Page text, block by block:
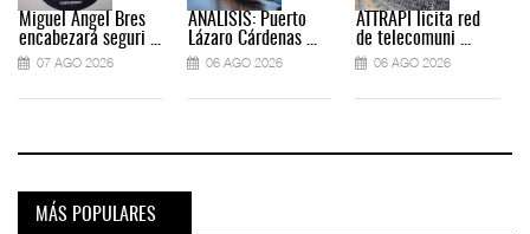
Miguel Ángel Bres
encabezará seguri ...
07 AGO 2026
ANÁLISIS: Puerto
Lázaro Cárdenas ...
06 AGO 2026
ATTRAPI licita red
de telecomuni ...
06 AGO 2026
MÁS POPULARES